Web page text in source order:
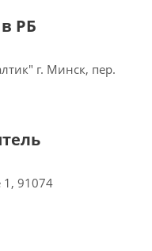
РБ
г. Минск, пер.
1, 91074